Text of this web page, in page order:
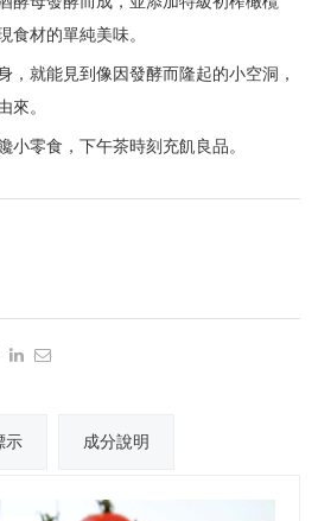
食材的單純美味。
，就能見到像因發酵而隆起的小空洞，
來。
小零食，下午茶時刻充飢良品。
示 成分說明